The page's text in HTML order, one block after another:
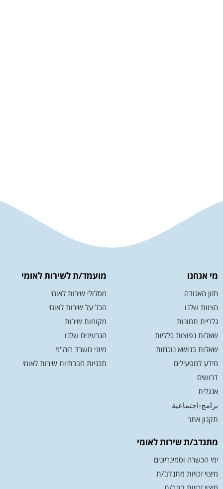
מי אנחנו
חזון האגודה
הצוות שלנו
גלריית תמונות
שאלות נפוצות כלליות
שאלות בנושא נוכחות
מידע למפעילים
דרושים
אנגלית
برامج-اجتماعية
תקנון אתר
מועמד/ת לשירות לאומי
מסלולי שירות לאומי
הכל על שירות לאומי
מקומות שירות
הגרעינים שלנו
מיוני משרד רוה"מ
תכניות חברתיות שירות לאומי
מתנדב/ת שירות לאומי
ימי הכשרה וסמינריונים
מיצוי זכויות מתנדב/ת